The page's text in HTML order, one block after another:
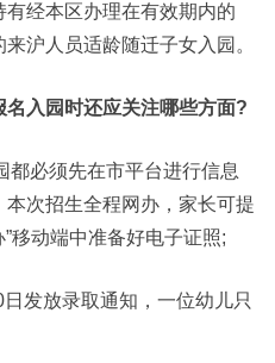
经本区办理在有效期内的
沪人员适龄随迁子女入园。
入园时还应关注哪些方面?
必须先在市平台进行信息
次招生全程网办，家长可提
”移动端中准备好电子证照;
放录取通知，一位幼儿只